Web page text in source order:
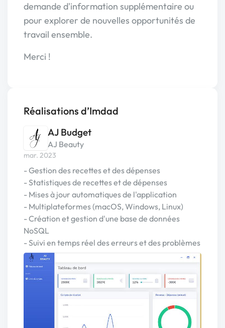
demande d'information supplémentaire ou
pour explorer de nouvelles opportunités de
travail ensemble.
Merci !
Réalisations d’Imdad
AJ Budget
AJ Beauty
mar. 2023
- Gestion des recettes et des dépenses
- Statistiques de recettes et de dépenses
- Mises à jour automatiques de l'application
- Multiplateformes (macOS, Windows, Linux)
- Création et gestion d'une base de données
NoSQL
- Suivi en temps réel des erreurs et des problèmes